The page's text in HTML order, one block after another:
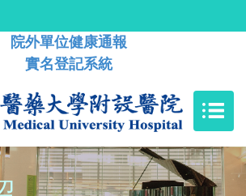
院外單位健康通報
實名登記系統